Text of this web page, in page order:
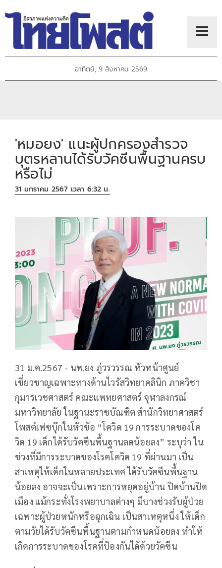
อาทิตย์, 9 สิงหาคม 2569
'หมอยง' แนะผู้ปกครองสำรวจ
บุตรหลานได้รับวัคซีนพื้นฐานครบ
หรือไม่
31 มกราคม 2567 เวลา 6:32 น.
31 ม.ค.2567 - นพ.ยง ภู่วรวรรณ หัวหน้าศูนย์
เชี่ยวชาญเฉพาะทางด้านไวรัสวิทยาคลินิก ภาควิชา
กุมารเวชศาสตร์ คณะแพทยศาสตร์ จุฬาลงกรณ์
มหาวิทยาลัย ในฐานะราชบัณฑิต สำนักวิทยาศาสตร์
โพสต์เฟซบุ๊กในหัวข้อ “โควิด 19 การระบาดของโค
วิด 19 เด็กได้รับวัคซีนพื้นฐานลดน้อยลง” ระบุว่า ใน
ช่วงที่มีการระบาดของโรคโควิด 19 ที่ผ่านมา เป็น
สาเหตุให้เด็กในหลายประเทศ ได้รับวัคซีนพื้นฐาน
น้อยลง อาจจะเป็นเพราะการหยุดอยู่บ้าน ปิดบ้านปิด
เมือง แม้กระทั่งโรงพยาบาลต่างๆ มีบางช่วงรับผู้ป่วย
เฉพาะผู้ป่วยหนักหรือฉุกเฉิน เป็นสาเหตุหนึ่ง ให้เด็ก
ตามวัยได้รับวัคซีนพื้นฐานตามกำหนดน้อยลง ทำให้
เกิดการระบาดของโรคที่ป้องกันได้ด้วยวัคซีน